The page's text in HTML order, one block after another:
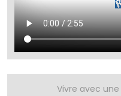
Vivre avec